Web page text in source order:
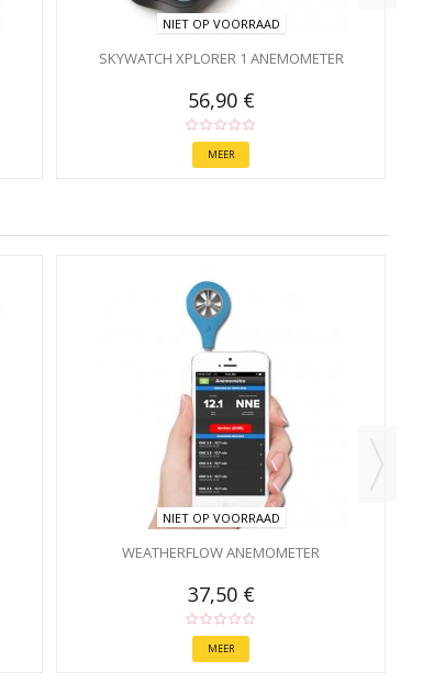
NIET OP VOORRAAD
SKYWATCH XPLORER 1 ANEMOMETER
56,90 €
MEER
NIET OP VOORRAAD
WEATHERFLOW ANEMOMETER
37,50 €
MEER